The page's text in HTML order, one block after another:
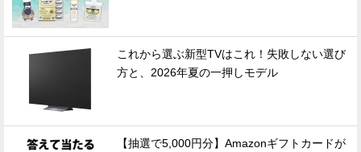
これから選ぶ新型TVはこれ！失敗しない選び
方と、2026年夏の一押しモデル
【抽選で5,000円分】Amazonギフトカードが